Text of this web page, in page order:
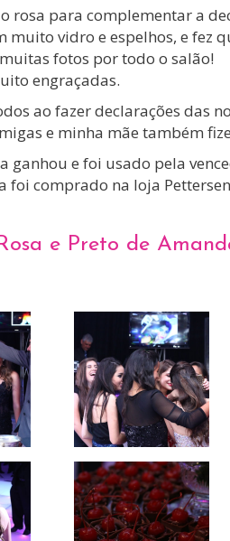
rosa para complementar a
vidro e espelhos, e fez
fotos por todo o salão!
engraçadas.
ao fazer declarações das
e minha mãe também
ganhou e foi usado pela
foi comprado na loja
e Preto de